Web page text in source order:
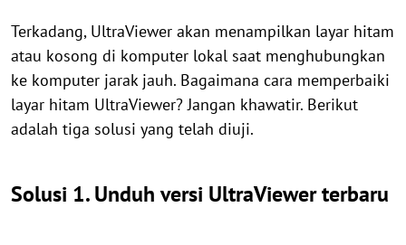
Terkadang, UltraViewer akan menampilkan layar hitam
atau kosong di komputer lokal saat menghubungkan
ke komputer jarak jauh. Bagaimana cara memperbaiki
layar hitam UltraViewer? Jangan khawatir. Berikut
adalah tiga solusi yang telah diuji.
Solusi 1. Unduh versi UltraViewer terbaru